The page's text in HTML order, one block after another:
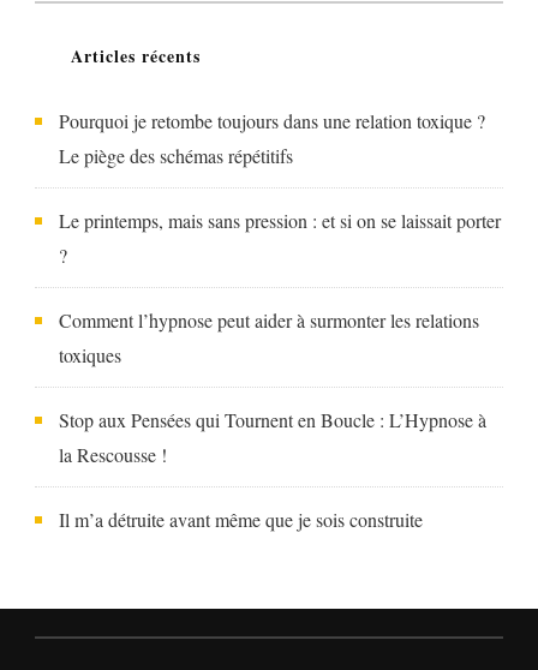
Articles récents
Pourquoi je retombe toujours dans une relation toxique ?
Le piège des schémas répétitifs
Le printemps, mais sans pression : et si on se laissait porter
?
Comment l’hypnose peut aider à surmonter les relations
toxiques
Stop aux Pensées qui Tournent en Boucle : L’Hypnose à
la Rescousse !
Il m’a détruite avant même que je sois construite